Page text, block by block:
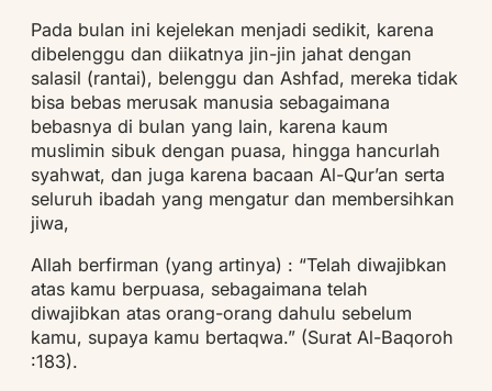
Pada bulan ini kejelekan menjadi sedikit, karena
dibelenggu dan diikatnya jin-jin jahat dengan
salasil (rantai), belenggu dan Ashfad, mereka tidak
bisa bebas merusak manusia sebagaimana
bebasnya di bulan yang lain, karena kaum
muslimin sibuk dengan puasa, hingga hancurlah
syahwat, dan juga karena bacaan Al-Qur’an serta
seluruh ibadah yang mengatur dan membersihkan
jiwa,
Allah berfirman (yang artinya) : “Telah diwajibkan
atas kamu berpuasa, sebagaimana telah
diwajibkan atas orang-orang dahulu sebelum
kamu, supaya kamu bertaqwa.” (Surat Al-Baqoroh
:183).